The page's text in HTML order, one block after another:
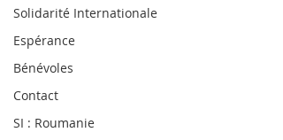
Solidarité Internationale
Espérance
Bénévoles
Contact
SI : Roumanie